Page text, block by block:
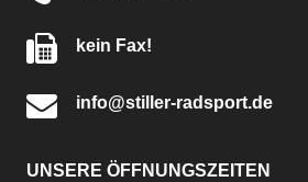
kein Fax!
info@stiller-radsport.de
UNSERE ÖFFNUNGSZEITEN